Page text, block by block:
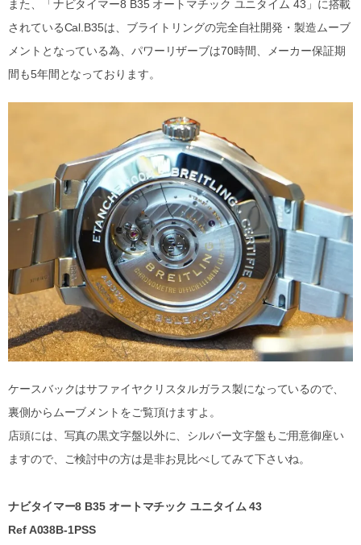
また、「ナビタイマー8 B35 オートマチック ユニタイム 43」に搭載
されているCal.B35は、ブライトリングの完全自社開発・製造ムーブ
メントとなっている為、パワーリザーブは70時間、メーカー保証期
間も5年間となっております。
ケースバックはサファイヤクリスタルガラス製になっているので、
裏側からムーブメントをご覧頂けますよ。
店頭には、写真の黒文字盤以外に、シルバー文字盤もご用意御座い
ますので、ご検討中の方は是非お見比べしてみて下さいね。
ナビタイマー8 B35 オートマチック ユニタイム 43
Ref A038B-1PSS